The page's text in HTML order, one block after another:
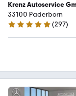
Krenz Autoservice
33100 Paderborn
4.8 Sterne
(297)